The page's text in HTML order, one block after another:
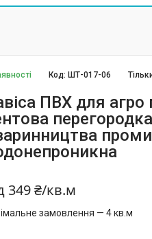
Код: ШТ-017-06
ПВХ для
349 ₴/кв.м
замовлення — 4 кв.м